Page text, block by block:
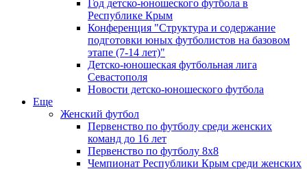
Год детско-юношеского футбола в
Республике Крым
Конференция "Структура и содержание
подготовки юных футболистов на базовом
этапе (7-14 лет)"
Детско-юношеская футбольная лига
Севастополя
Новости детско-юношеского футбола
Еще
Женский футбол
Первенство по футболу среди женских
команд до 16 лет
Первенство по футболу 8х8
Чемпионат Республики Крым среди женских